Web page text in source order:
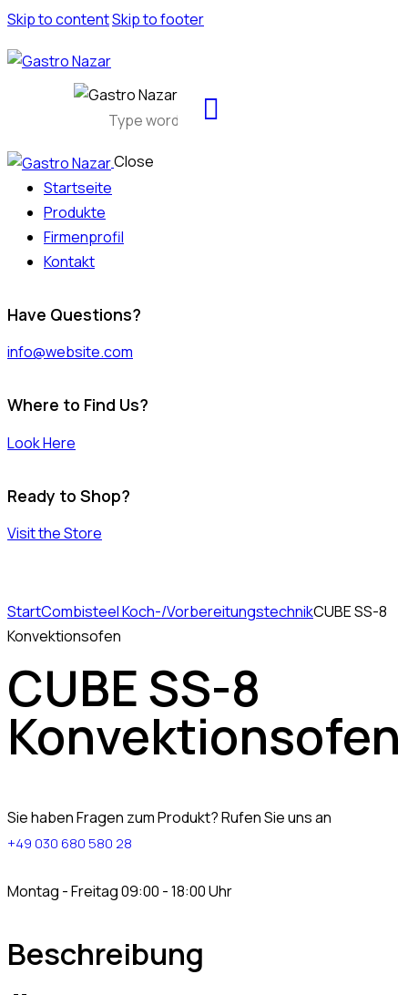
Skip to contentSkip to footer
Close
Startseite
Produkte
Firmenprofil
Kontakt
Have Questions?
info@website.com
Where to Find Us?
Look Here
Ready to Shop?
Visit the Store
StartCombisteel Koch-/VorbereitungstechnikCUBE SS-8
Konvektionsofen
CUBE SS-8
Konvektionsofen
Sie haben Fragen zum Produkt? Rufen Sie uns an
+49 030 680 580 28
Montag - Freitag 09:00 - 18:00 Uhr
Beschreibung